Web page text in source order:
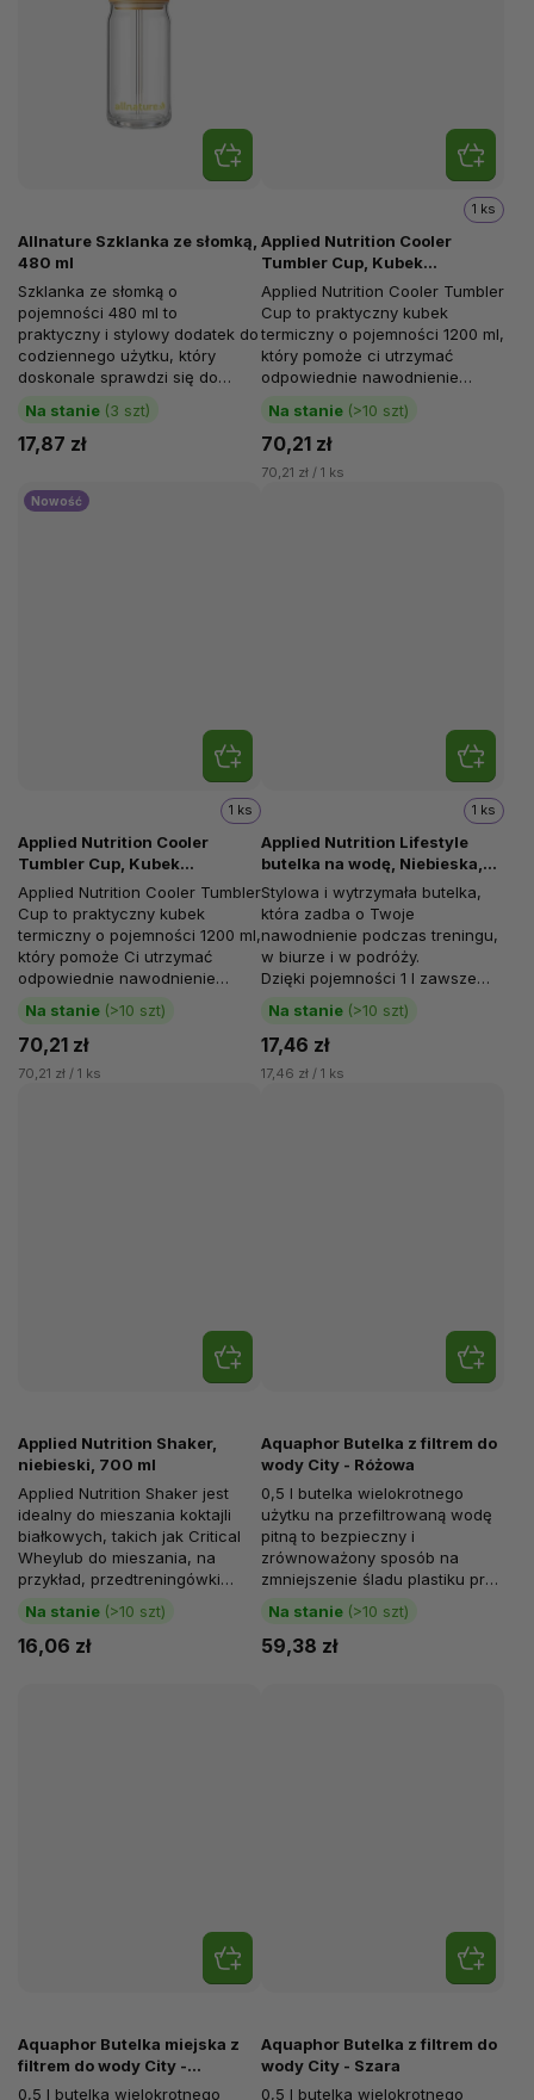
Allnature Szklanka ze słomką,
480 ml
Na stanie (3 szt)
17,87 zł
Szklanka ze słomką o
pojemności 480 ml to
praktyczny i stylowy dodatek do
codziennego użytku, który
doskonale sprawdzi się do
domowych lemoniad, mrożonej
kawy, smoothie oraz...
Applied Nutrition Cooler
Tumbler Cup, Kubek
termiczny, Biały, 1200 ml
Na stanie (>10 szt)
1 ks
70,21 zł
70,21 zł / 1 ks
Applied Nutrition Cooler Tumbler
Cup to praktyczny kubek
termiczny o pojemności 1200 ml,
który pomoże ci utrzymać
odpowiednie nawodnienie
przez cały dzień. Niezależnie od
tego,...
Nowość
Applied Nutrition Cooler
Tumbler Cup, Kubek
Termiczny, Niebieski, 1200 ml
Na stanie (>10 szt)
1 ks
70,21 zł
70,21 zł / 1 ks
Applied Nutrition Cooler Tumbler
Cup to praktyczny kubek
termiczny o pojemności 1200 ml,
który pomoże Ci utrzymać
odpowiednie nawodnienie
przez cały dzień. Niezależnie od
tego,...
Applied Nutrition Lifestyle
butelka na wodę, Niebieska,
1000 ml
Na stanie (>10 szt)
1 ks
17,46 zł
17,46 zł / 1 ks
Stylowa i wytrzymała butelka,
która zadba o Twoje
nawodnienie podczas treningu,
w biurze i w podróży.
Dzięki pojemności 1 l zawsze
będziesz mieć pod ręką
wystarczającą...
Applied Nutrition Shaker,
niebieski, 700 ml
Na stanie (>10 szt)
16,06 zł
Applied Nutrition Shaker jest
idealny do mieszania koktajli
białkowych, takich jak Critical
Wheylub do mieszania, na
przykład, przedtreningówki
Pump 3G. Ten shaker ma
pojemność...
Aquaphor Butelka z filtrem do
wody City - Różowa
Na stanie (>10 szt)
59,38 zł
0,5 l butelka wielokrotnego
użytku na przefiltrowaną wodę
pitną to bezpieczny i
zrównoważony sposób na
zmniejszenie śladu plastiku przy
jednoczesnym zachowaniu
nawodnienia przez...
Aquaphor Butelka miejska z
filtrem do wody City -
niebieska
0,5 l butelka wielokrotnego
Aquaphor Butelka z filtrem do
wody City - Szara
0,5 l butelka wielokrotnego